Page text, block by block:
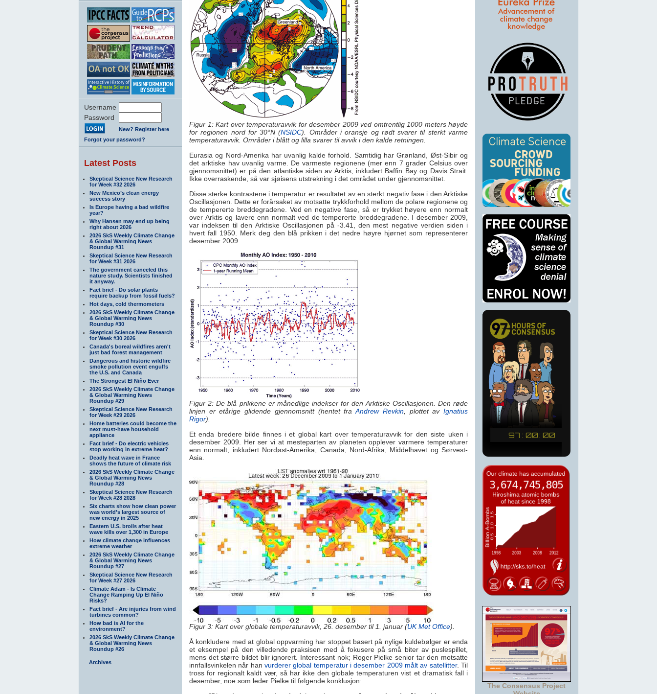
Username
Password
New? Register here
Forgot your password?
Latest Posts
Skeptical Science New Research
for Week #32 2026
New Mexico’s clean energy
success story
Is Europe having a bad wildfire
year?
Why Hansen may end up being
right about 2026
2026 SkS Weekly Climate Change
& Global Warming News
Roundup #31
Skeptical Science New Research
for Week #31 2026
The government canceled this
nature study. Scientists finished
it anyway.
Fact brief - Do solar plants
require backup from fossil fuels?
Hot days, cold thermometers
2026 SkS Weekly Climate Change
& Global Warming News
Roundup #30
Skeptical Science New Research
for Week #30 2026
Canada's boreal wildfires aren't
just bad forest management
Dangerous and historic wildfire
smoke pollution event engulfs
the U.S. and Canada
The Strongest El Niño Ever
2026 SkS Weekly Climate Change
& Global Warming News
Roundup #29
Skeptical Science New Research
for Week #29 2026
Home batteries could become the
next must-have household
appliance
Fact brief - Do electric vehicles
stop working in extreme heat?
Deadly heat wave in France
shows the future of climate risk
2026 SkS Weekly Climate Change
& Global Warming News
Roundup #28
Skeptical Science New Research
for Week #28 2028
Six charts show how clean power
was world’s largest source of
new energy in 2025
Eastern U.S. broils after heat
wave kills over 1,300 in Europe
How climate change influences
extreme weather
2026 SkS Weekly Climate Change
& Global Warming News
Roundup #27
Skeptical Science New Research
for Week #27 2026
Climate Adam - Is Climate
Change Ramping Up El Niño
Risks?
Fact brief - Are injuries from wind
turbines common?
How bad is AI for the
environment?
2026 SkS Weekly Climate Change
& Global Warming News
Roundup #26
Archives
Figur 1: Kart over temperaturavvik for desember 2009 ved omtrentlig 1000 meters høyde
for regionen nord for 30°N (NSIDC). Områder i oransje og rødt svarer til sterkt varme
temperaturavvik. Områder i blått og lilla svarer til avvik i den kalde retningen.
Eurasia og Nord-Amerika har uvanlig kalde forhold. Samtidig har Grønland, Øst-Sibir og
det arktiske hav uvanlig varme. De varmeste regionene (mer enn 7 grader Celsius over
gjennomsnittet) er på den atlantiske siden av Arktis, inkludert Baffin Bay og Davis Strait.
Ikke overraskende, så var sjøisens utstrekning i det området under gjennomsnittet.
Disse sterke kontrastene i temperatur er resultatet av en sterkt negativ fase i den Arktiske
Oscillasjonen. Dette er forårsaket av motsatte trykkforhold mellom de polare regionene og
de tempererte breddegradene. Ved en negative fase, så er trykket høyere enn normalt
over Arktis og lavere enn normalt ved de tempererte breddegradene. I desember 2009,
var indeksen til den Arktiske Oscillasjonen på -3.41, den mest negative verdien siden i
hvert fall 1950. Merk deg den blå prikken i det nedre høyre hjørnet som representerer
desember 2009.
Figur 2: De blå prikkene er månedlige indekser for den Arktiske Oscillasjonen. Den røde
linjen er etårige glidende gjennomsnitt (hentet fraAndrew Revkin, plottet avIgnatius
Rigor).
Et enda bredere bilde finnes i et global kart over temperaturavvik for den siste uken i
desember 2009. Her ser vi at mesteparten av planeten opplever varmere temperaturer
enn normalt, inkludert Nordøst-Amerika, Canada, Nord-Afrika, Middelhavet og Sørvest-
Asia.
Figur 3: Kart over globale temperaturavvik, 26. desember til 1. januar (UK Met Office).
Å konkludere med at global oppvarming har stoppet basert på nylige kuldebølger er enda
et eksempel på den villedende praksisen med å fokusere på små biter av puslespillet,
mens det større bildet blir ignorert. Interessant nok; Roger Pielke senior tar den motsatte
innfallsvinkelen når han vurderer global temperatur i desember 2009 målt av satellitter. Til
tross for regionalt kaldt vær, så har ikke den globale temperaturen vist et dramatisk fall i
desember, noe som leder Pielke til følgende konklusjon:
The Consensus Project